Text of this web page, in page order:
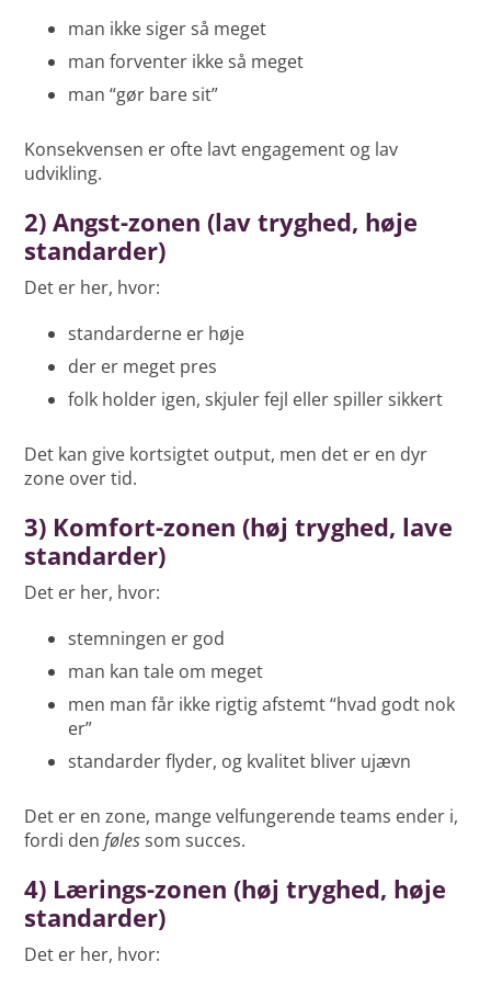
man ikke siger så meget
man forventer ikke så meget
man “gør bare sit”
Konsekvensen er ofte lavt engagement og lav
udvikling.
2) Angst-zonen (lav tryghed, høje
standarder)
Det er her, hvor:
standarderne er høje
der er meget pres
folk holder igen, skjuler fejl eller spiller sikkert
Det kan give kortsigtet output, men det er en dyr
zone over tid.
3) Komfort-zonen (høj tryghed, lave
standarder)
Det er her, hvor:
stemningen er god
man kan tale om meget
men man får ikke rigtig afstemt “hvad godt nok
er”
standarder flyder, og kvalitet bliver ujævn
Det er en zone, mange velfungerende teams ender i,
fordi denfølessom succes.
4) Lærings-zonen (høj tryghed, høje
standarder)
Det er her, hvor: